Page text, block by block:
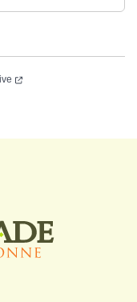
compte Facebook
le compte